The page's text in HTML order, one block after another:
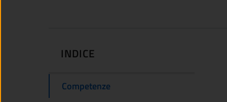
INDICE
Competenze